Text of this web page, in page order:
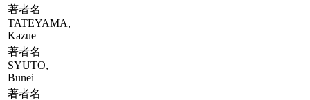
著者名
TATEYAMA,
Kazue
著者名
SYUTO,
Bunei
著者名